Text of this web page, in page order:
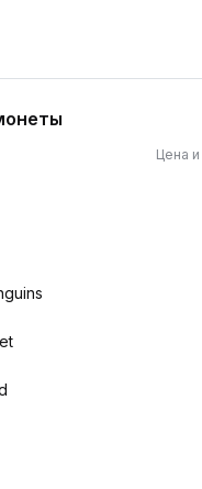
Цена